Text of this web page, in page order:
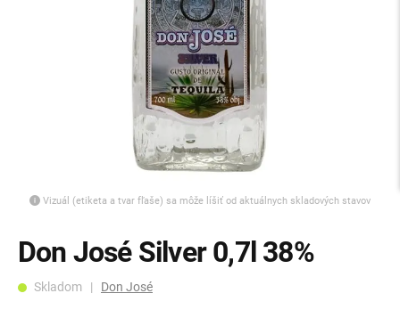
Vizuál (etiketa a tvar fľaše) sa môže líšiť od aktuálnych skladových stavov
Don José Silver 0,7l 38%
Skladom | Don José